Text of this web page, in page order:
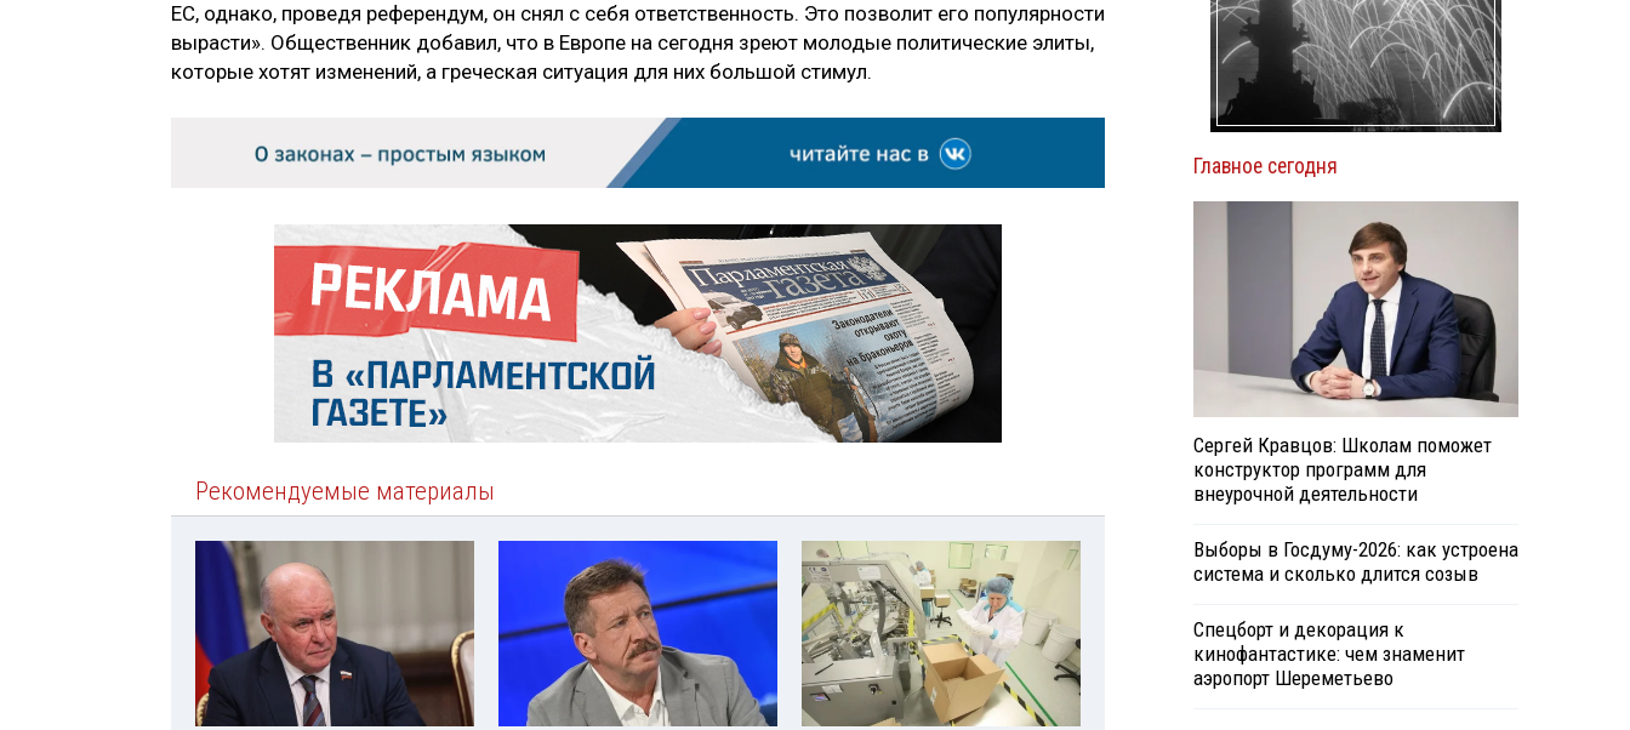
ЕС, однако, проведя референдум, он снял с себя ответственность. Это позволит его популярности
вырасти». Общественник добавил, что в Европе на сегодня зреют молодые политические элиты,
которые хотят изменений, а греческая ситуация для них большой стимул.
Рекомендуемые материалы
Главное сегодня
Сергей Кравцов: Школам поможет
конструктор программ для
внеурочной деятельности
Выборы в Госдуму-2026: как устроена
система и сколько длится созыв
Спецборт и декорация к
кинофантастике: чем знаменит
аэропорт Шереметьево